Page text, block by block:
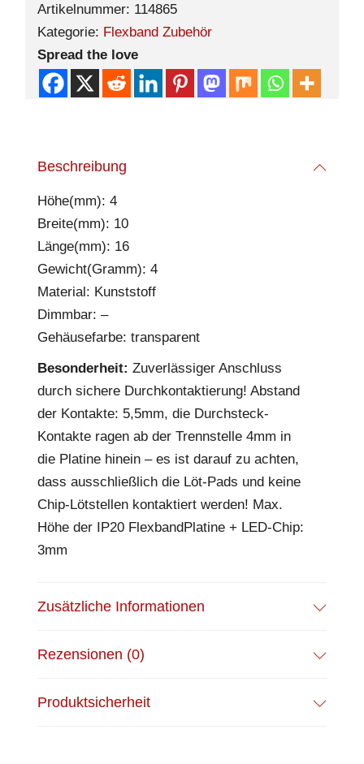
Artikelnummer: 114865
Kategorie: Flexband Zubehör
Spread the love
Beschreibung
Höhe(mm): 4
Breite(mm): 10
Länge(mm): 16
Gewicht(Gramm): 4
Material: Kunststoff
Dimmbar: –
Gehäusefarbe: transparent
Besonderheit: Zuverlässiger Anschluss
durch sichere Durchkontaktierung! Abstand
der Kontakte: 5,5mm, die Durchsteck-
Kontakte ragen ab der Trennstelle 4mm in
die Platine hinein – es ist darauf zu achten,
dass ausschließlich die Löt-Pads und keine
Chip-Lötstellen kontaktiert werden! Max.
Höhe der IP20 FlexbandPlatine + LED-Chip:
3mm
Zusätzliche Informationen
Rezensionen (0)
Produktsicherheit